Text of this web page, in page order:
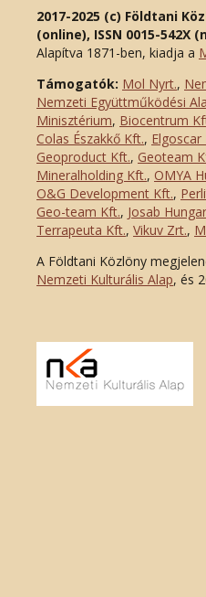
2017-2025 (c) Földtani
(online), ISSN 0015-542X
Alapítva 1871-ben, kiadja a
Támogatók: Mol Nyrt.,
Nemzeti Együttműködési
Minisztérium, Biocentrum
Colas Északkő Kft.,
Geoproduct Kft., Geoteam
Mineralholding Kft., OMYA
O&G Development Kft.,
Geo-team Kft., Josab
Terrapeuta Kft., Vikuv Zrt.,
A Földtani Közlöny
Nemzeti Kulturális Alap, és